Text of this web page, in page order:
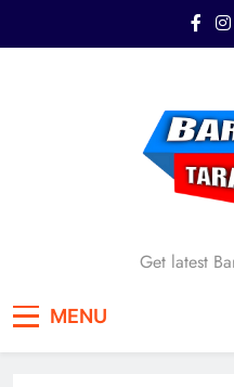
Barak
Get latest
MENU